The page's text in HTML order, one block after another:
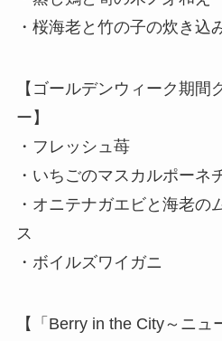
・桜海老と竹の子の炊き込
【ゴールデンウィーク期間
ー】
・フレッシュ苺
・いちごのマスカルポーネ
・オニテナガエビと海老の
ス
・ボイルズワイガニ
【「Berry in the City～ニ